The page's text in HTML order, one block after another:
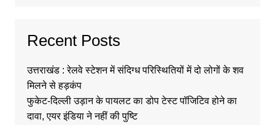
Recent Posts
उत्तराखंड : रेलवे स्टेशन में संदिग्ध परिस्थितियों में दो लोगों के शव
मिलने से हड़कंप
फुकेट-दिल्ली उड़ान के पायलट का डोप टेस्ट पॉजिटिव होने का
दावा, एयर इंडिया ने नहीं की पुष्टि